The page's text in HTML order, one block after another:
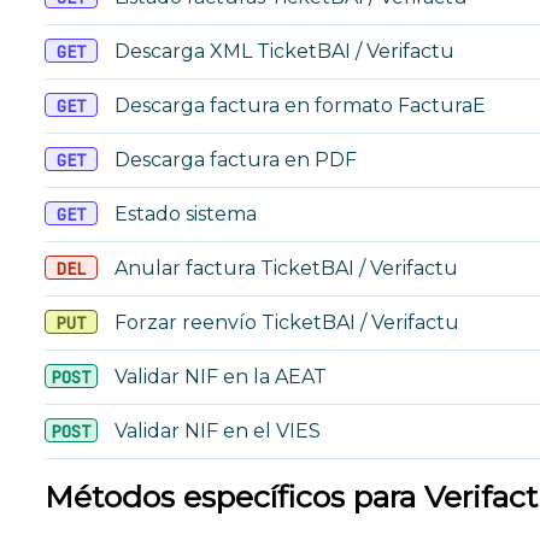
GET Descarga XML TicketBAI / Verifactu
GET Descarga factura en formato FacturaE
GET Descarga factura en PDF
GET Estado sistema
DEL Anular factura TicketBAI / Verifactu
PUT Forzar reenvío TicketBAI / Verifactu
POST Validar NIF en la AEAT
POST Validar NIF en el VIES
Métodos específicos para